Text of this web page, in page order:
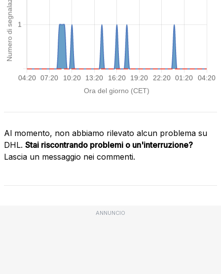
Al momento, non abbiamo rilevato alcun problema su
DHL. Stai riscontrando problemi o un'interruzione?
Lascia un messaggio nei commenti.
ANNUNCIO